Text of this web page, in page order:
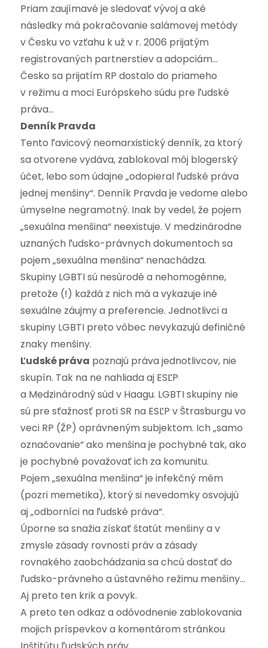
Priam zaujímavé je sledovať vývoj a aké
následky má pokračovanie salámovej metódy
v Česku vo vzťahu k už v r. 2006 prijatým
registrovaných partnerstiev a adopciám…
Česko sa prijatím RP dostalo do priameho
v režimu a moci Európskeho súdu pre ľudské
práva…
Denník Pravda
Tento ľavicový neomarxistický denník, za ktorý
sa otvorene vydáva, zablokoval môj blogerský
účet, lebo som údajne „odopieral ľudské práva
jednej menšiny“. Denník Pravda je vedome alebo
úmyselne negramotný. Inak by vedel, že pojem
„sexuálna menšina“ neexistuje. V medzinárodne
uznaných ľudsko-právnych dokumentoch sa
pojem „sexuálna menšina“ nenachádza.
Skupiny LGBTI sú nesúrodé a nehomogénne,
pretože (!) každá z nich má a vykazuje iné
sexuálne záujmy a preferencie. Jednotlivci a
skupiny LGBTI preto vôbec nevykazujú definičné
znaky menšiny.
Ľudské práva poznajú práva jednotlivcov, nie
skupín. Tak na ne nahliada aj ESĽP
a Medzinárodný súd v Haagu. LGBTI skupiny nie
sú pre sťažnosť proti SR na ESĽP v Štrasburgu vo
veci RP (ŽP) oprávneným subjektom. Ich „samo
označovanie“ ako menšina je pochybné tak, ako
je pochybné považovať ich za komunitu.
Pojem „sexuálna menšina“ je infekčný mém
(pozri memetika), ktorý si nevedomky osvojujú
aj „odborníci na ľudské práva“.
Úporne sa snažia získať štatút menšiny a v
zmysle zásady rovnosti práv a zásady
rovnakého zaobchádzania sa chcú dostať do
ľudsko-právneho a ústavného režimu menšiny…
Aj preto ten krik a povyk.
A preto ten odkaz a odôvodnenie zablokovania
mojich príspevkov a komentárom stránkou